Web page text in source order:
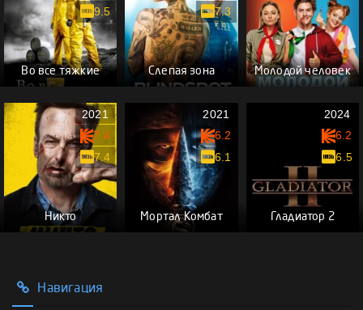
Во все тяжкие
9.5
Слепая зона
7.3
Молодой человек
Никто
2021
7.4
7.4
Мортал Комбат
2021
6.2
6.1
Гладиатор 2
2024
6.2
6.5
Навигация